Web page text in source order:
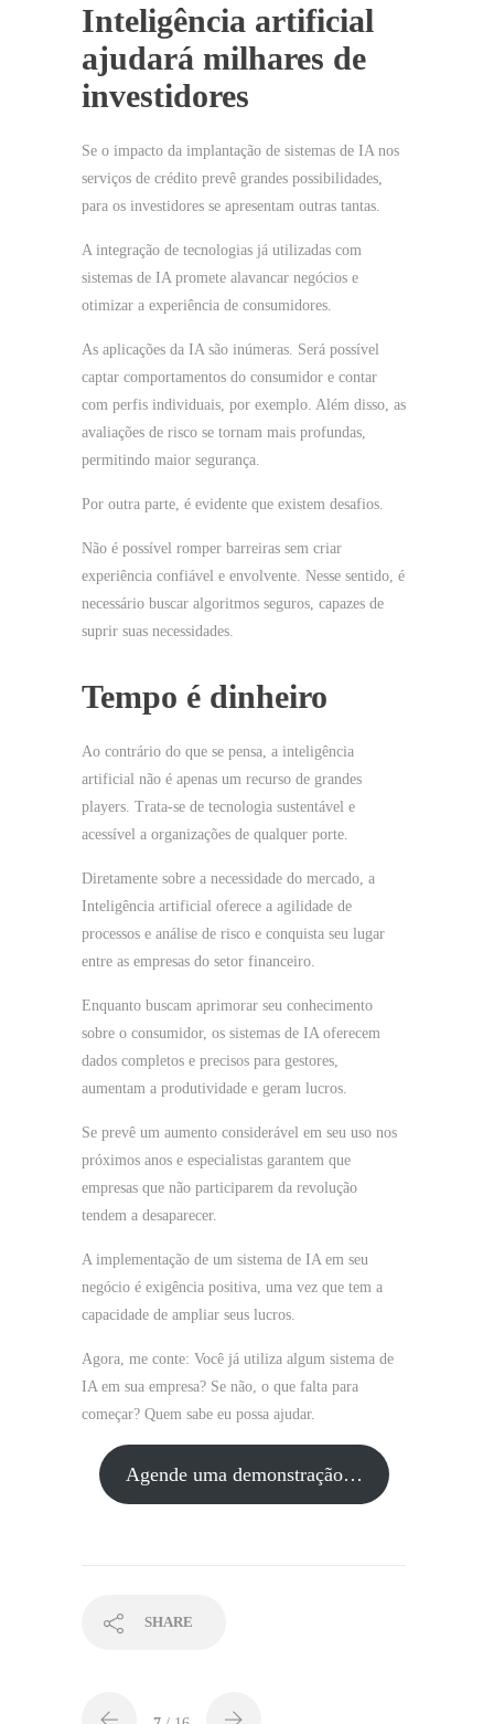
Inteligência artificial
ajudará milhares de
investidores
Se o impacto da implantação de sistemas de IA nos
serviços de crédito prevê grandes possibilidades,
para os investidores se apresentam outras tantas.
A integração de tecnologias já utilizadas com
sistemas de IA promete alavancar negócios e
otimizar a experiência de consumidores.
As aplicações da IA são inúmeras. Será possível
captar comportamentos do consumidor e contar
com perfis individuais, por exemplo. Além disso, as
avaliações de risco se tornam mais profundas,
permitindo maior segurança.
Por outra parte, é evidente que existem desafios.
Não é possível romper barreiras sem criar
experiência confiável e envolvente. Nesse sentido, é
necessário buscar algoritmos seguros, capazes de
suprir suas necessidades.
Tempo é dinheiro
Ao contrário do que se pensa, a inteligência
artificial não é apenas um recurso de grandes
players. Trata-se de tecnologia sustentável e
acessível a organizações de qualquer porte.
Diretamente sobre a necessidade do mercado, a
Inteligência artificial oferece a agilidade de
processos e análise de risco e conquista seu lugar
entre as empresas do setor financeiro.
Enquanto buscam aprimorar seu conhecimento
sobre o consumidor, os sistemas de IA oferecem
dados completos e precisos para gestores,
aumentam a produtividade e geram lucros.
Se prevê um aumento considerável em seu uso nos
próximos anos e especialistas garantem que
empresas que não participarem da revolução
tendem a desaparecer.
A implementação de um sistema de IA em seu
negócio é exigência positiva, uma vez que tem a
capacidade de ampliar seus lucros.
Agora, me conte: Você já utiliza algum sistema de
IA em sua empresa? Se não, o que falta para
começar? Quem sabe eu possa ajudar.
Agende uma demonstração…
SHARE